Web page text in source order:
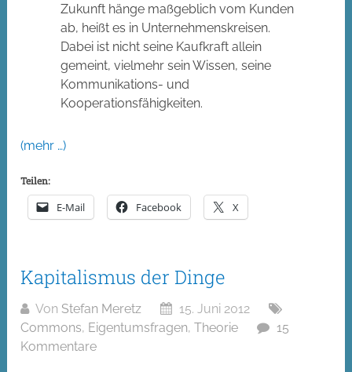
Zukunft hänge maßgeblich vom Kunden
ab, heißt es in Unternehmenskreisen.
Dabei ist nicht seine Kaufkraft allein
gemeint, vielmehr sein Wissen, seine
Kommunikations- und
Kooperationsfähigkeiten.
(mehr …)
Teilen:
E-Mail Facebook X
Kapitalismus der Dinge
Von Stefan Meretz
15. Juni 2012
Commons, Eigentumsfragen,Theorie
15
Kommentare